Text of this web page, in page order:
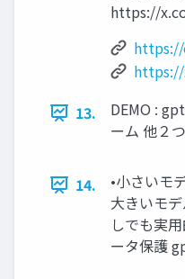
https://
https://
13.
DEMO :
ーム 他２つ
14.
•⼩さいモ
⼤きいモ
しでも実
ータ保護